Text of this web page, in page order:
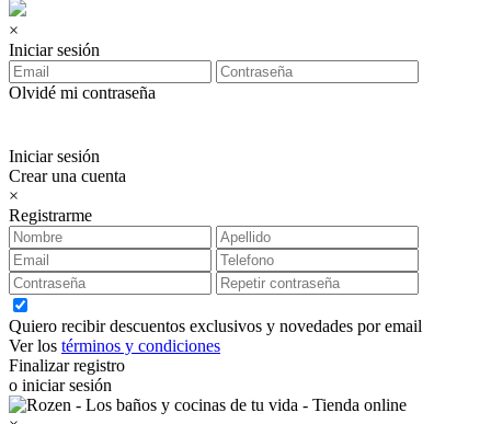
×
Iniciar sesión
Olvidé mi contraseña
Iniciar sesión
Crear una cuenta
×
Registrarme
Quiero recibir descuentos exclusivos y novedades por email
Ver los términos y condiciones
Finalizar registro
o iniciar sesión